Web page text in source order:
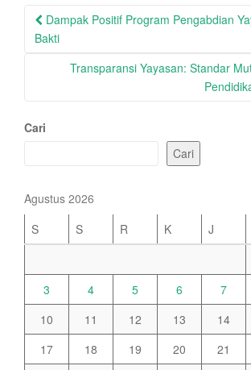
Post
navigation
Dampak Positif Program Pengabdian
Bakti
Transparansi Yayasan: Standar
Cari
Cari
Agustus 2026
S
S R K J
3
4 5 6 7
10
11 12 13 14
17
18 19 20 21